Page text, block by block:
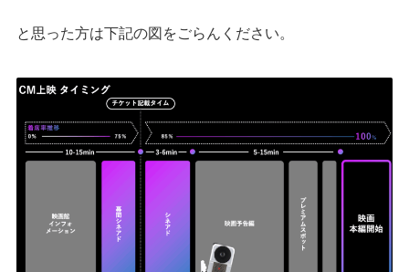
と思った方は下記の図をごらんください。